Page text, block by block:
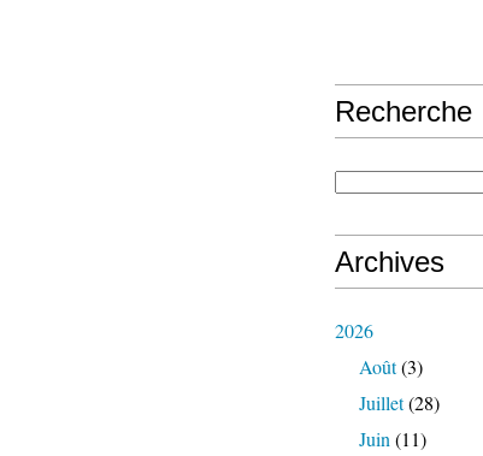
Recherche
Archives
2026
Août(3)
Juillet(28)
Juin (11)